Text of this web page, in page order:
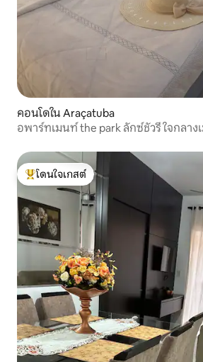
คอนโดใน Araçatuba
อพาร์ทเมนท์ the park ลักซ์ชัวรี ใจกลาง
โดนใจเกสต์ที่สุด
โดนใจเกสต์